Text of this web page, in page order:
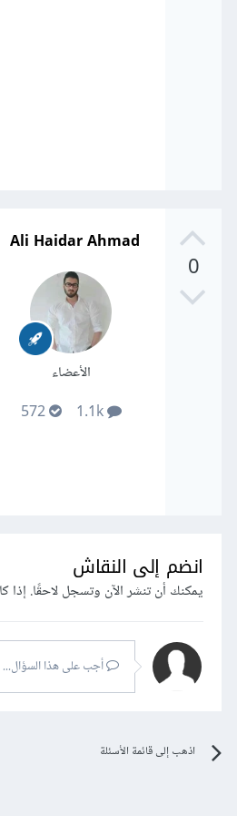
0
Ali Haidar Ahmad
الأعضاء
1.1k
572
انضم إلى النقاش
يمكنك أن تنشر الآن وتسجل لاحقًا.
أجب على هذا السؤال...
اذهب إلى قائمة الأسئلة